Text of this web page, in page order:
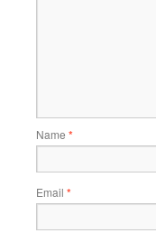
Name *
Email *